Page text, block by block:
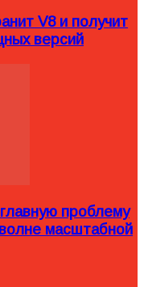
V8 и получит
версий
проблему
масштабной